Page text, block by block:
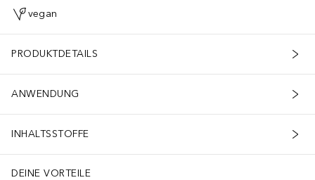
vegan
PRODUKTDETAILS
ANWENDUNG
INHALTSSTOFFE
DEINE VORTEILE